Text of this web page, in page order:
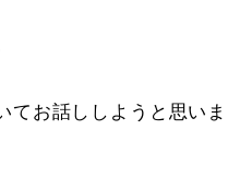
てお話ししようと思いま